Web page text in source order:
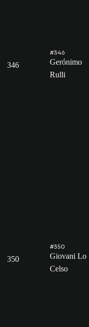
346
#346
Gerónimo
Rulli
350
#350
Giovani Lo
Celso